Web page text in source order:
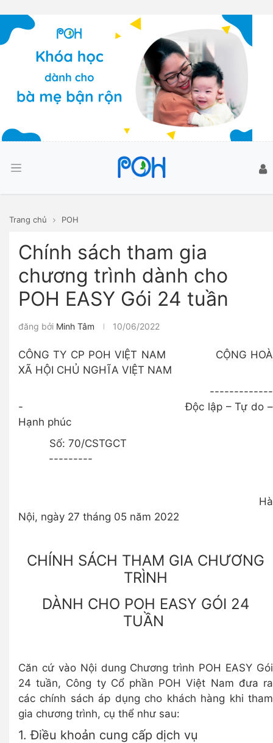
Trang chủ POH
Chính sách tham gia
chương trình dành cho
POH EASY Gói 24 tuần
đăng bởi Minh Tâm 10/06/2022
CÔNG TY CP POH VIỆT NAM CỘNG HOÀ
XÃ HỘI CHỦ NGHĨA VIỆT NAM
-------------
- Độc lập – Tự do –
Hạnh phúc
Số: 70/CSTGCT
---------
Hà
Nội, ngày 27 tháng 05 năm 2022
CHÍNH SÁCH THAM GIA CHƯƠNG
TRÌNH
DÀNH CHO POH EASY GÓI 24
TUẦN
Căn cứ vào Nội dung Chương trình POH EASY Gói
24 tuần, Công ty Cổ phần POH Việt Nam đưa ra
các chính sách áp dụng cho khách hàng khi tham
gia chương trình, cụ thể như sau:
1. Điều khoản cung cấp dịch vụ